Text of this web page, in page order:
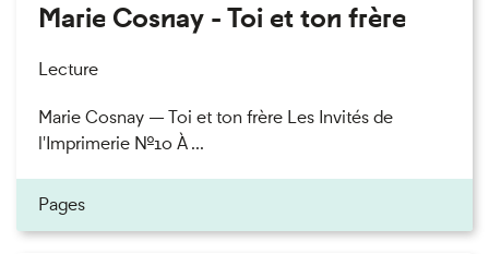
Marie Cosnay - Toi et ton frère
Lecture
Marie Cosnay — Toi et ton frère Les Invités de
l'Imprimerie n°10 À ...
Pages